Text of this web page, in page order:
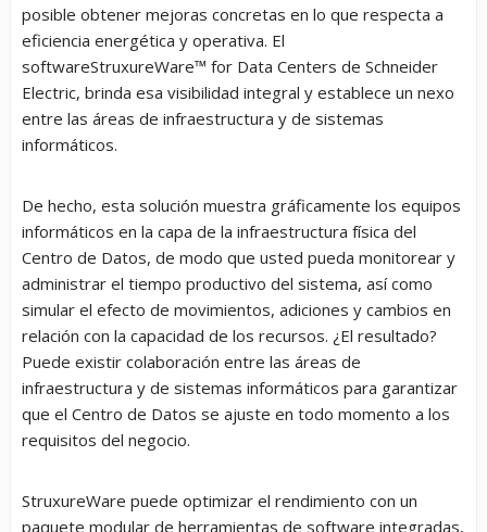
posible obtener mejoras concretas en lo que respecta a
eficiencia energética y operativa. El
softwareStruxureWare™ for Data Centers de Schneider
Electric, brinda esa visibilidad integral y establece un nexo
entre las áreas de infraestructura y de sistemas
informáticos.
De hecho, esta solución muestra gráficamente los equipos
informáticos en la capa de la infraestructura física del
Centro de Datos, de modo que usted pueda monitorear y
administrar el tiempo productivo del sistema, así como
simular el efecto de movimientos, adiciones y cambios en
relación con la capacidad de los recursos. ¿El resultado?
Puede existir colaboración entre las áreas de
infraestructura y de sistemas informáticos para garantizar
que el Centro de Datos se ajuste en todo momento a los
requisitos del negocio.
StruxureWare puede optimizar el rendimiento con un
paquete modular de herramientas de software integradas,